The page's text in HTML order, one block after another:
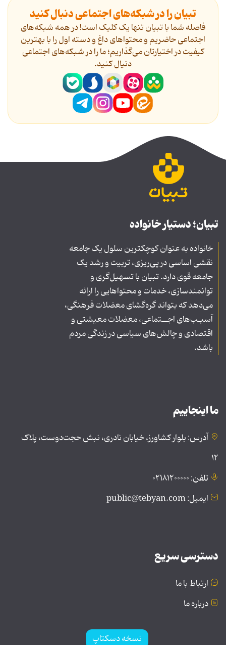
تبیان را در شبکه‌های اجتماعی دنبال کنید
فاصله شما با تبیان تنها یک کلیک است! در همه شبکه‌های
اجتماعی حاضریم و محتواهای داغ و دسته اول را با بهترین
کیفیت در اختیارتان می‌گذاریم؛ ما را در شبکه‌های اجتماعی
دنیال کنید.
تبیان؛ دستیار خانواده
خانواده به عنوان کوچکترین سلول یک جامعه
نقشی اساسی در پی‌ریزی، تربیت و رشد یک
جامعه قوی دارد. تبیان با تسهیل‌گری و
توانمندسازی، خدمات و محتواهایی را ارائه
می‌دهد که بتواند گره‌گشای معضلات فرهنگی،
آسیـب‌های اجــتماعی، معضلات معیشتی و
اقتصادی و چالش‌های سیاسی در زندگی مردم
باشد.
ما اینجاییم
آدرس: بلوار کشاورز، خیابان نادری، نبش حجت‌دوست، پلاک
۱۲
تلفن: ۰۲۱۸۱۲۰۰۰۰۰
ایمیل: public@tebyan.com
دسترسی سریع
ارتباط با ما
درباره ما
نسخه دسکتاپ